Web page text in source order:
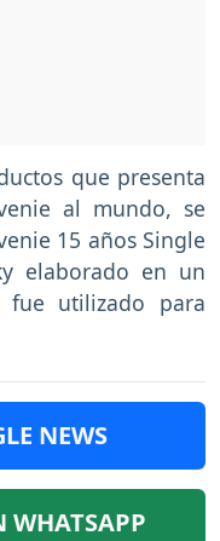
que presenta
al mundo, se
15 años Single
elaborado en un
fue utilizado para
NEWS
WHATSAPP